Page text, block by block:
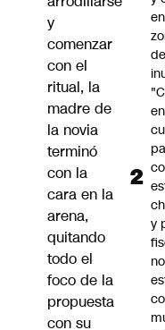
y
comenzar
con el
ritual, la
madre de
la novia
terminó
con la
cara en la
arena,
quitando
todo el
foco de la
propuesta
con su
en
de
en
y